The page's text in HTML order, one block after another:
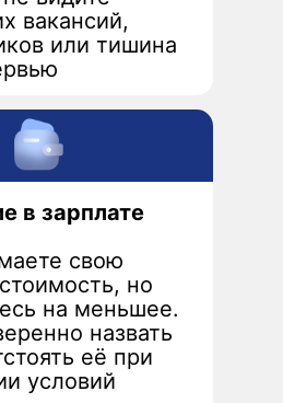
вакансий,
или тишина
в зарплате
свою
но
на меньшее.
назвать
её при
условий